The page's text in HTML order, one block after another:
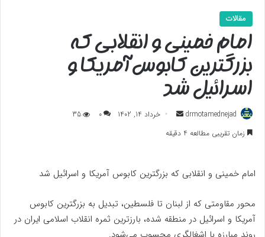
مقالات
امام خمینی و انقلابی که
بزرگترین کابوس آمریکا و
اسرائیل شد
drmotamednejad
ارسال
به
خرداد 14, 1402 0
35
زمان تقریبی مطالعه 4 دقیقه
امام خمینی و انقلابی که بزرگترین کابوس آمریکا و اسرائیل شد
محور مقاومتی که از لبنان تا فلسطین، تبدیل به بزرگترین کابوس
آمریکا و اسرائیل در منطقه شده، بارزترین ثمره انقلاب اسلامی ایران در